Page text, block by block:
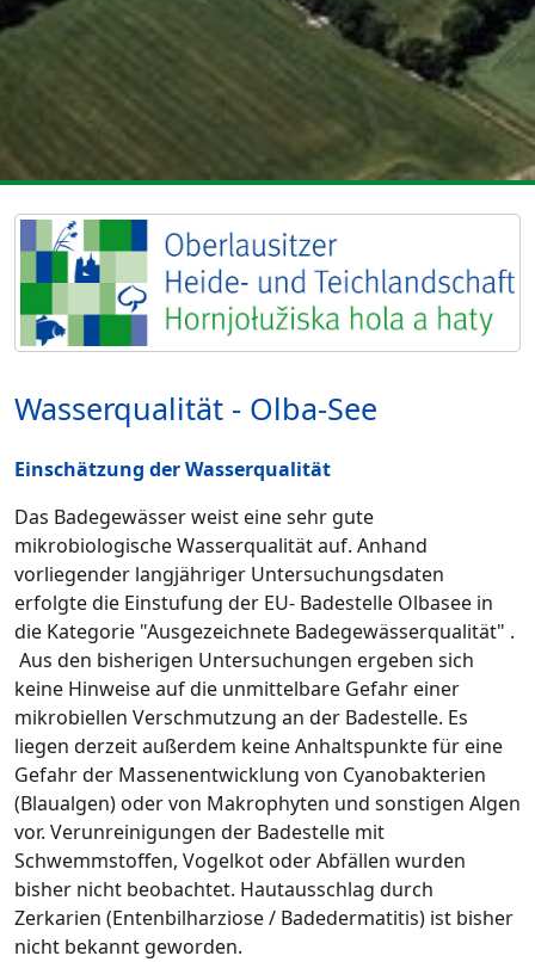
Wasserqualität - Olba-See
Einschätzung der Wasserqualität
Das Badegewässer weist eine sehr gute
mikrobiologische Wasserqualität auf. Anhand
vorliegender langjähriger Untersuchungsdaten
erfolgte die Einstufung der EU- Badestelle Olbasee in
die Kategorie "Ausgezeichnete Badegewässerqualität" .
Aus den bisherigen Untersuchungen ergeben sich
keine Hinweise auf die unmittelbare Gefahr einer
mikrobiellen Verschmutzung an der Badestelle. Es
liegen derzeit außerdem keine Anhaltspunkte für eine
Gefahr der Massenentwicklung von Cyanobakterien
(Blaualgen) oder von Makrophyten und sonstigen Algen
vor. Verunreinigungen der Badestelle mit
Schwemmstoffen, Vogelkot oder Abfällen wurden
bisher nicht beobachtet. Hautausschlag durch
Zerkarien (Entenbilharziose / Badedermatitis) ist bisher
nicht bekannt geworden.